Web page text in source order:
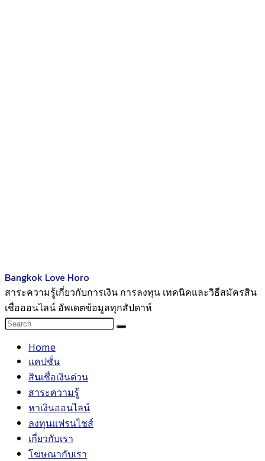
Bangkok Love Horo
สาระความรู้เกี่ยวกับการเงิน การลงทุน เทคนิคและวิธีสมัครสิน
เชื่อออนไลน์ อัพเดตข้อมูลทุกสัปดาห์
Home
แคปชั่น
สินเชื่อเงินด่วน
สาระความรู้
หาเงินออนไลน์
ลงทุนแฟรนไชส์
เกี่ยวกับเรา
โฆษณากับเรา